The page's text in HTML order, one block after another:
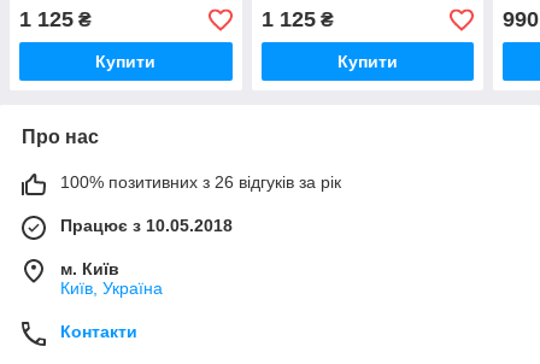
1 125 ₴
Купити
1 125₴
Купити
990
Про нас
100% позитивних з 26 відгуків за рік
Працює з 10.05.2018
м. Київ
Київ, Україна
Контакти